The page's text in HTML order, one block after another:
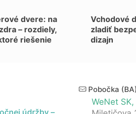
dvere: na
– rozdiely,
riešenie
Vchodové
zladiť
dizajn
údržby –
Pobočka
WeNet SK,